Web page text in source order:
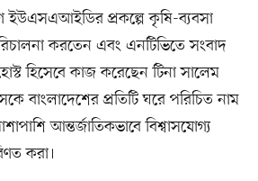
ইউএসএআইডির প্রকল্পে কৃষি-ব্যবসা
করতেন এবং এনটিভিতে সংবাদ
হিসেবে কাজ করেছেন টিনা সালেম
বাংলাদেশের প্রতিটি ঘরে পরিচিত নাম
আন্তর্জাতিকভাবে বিশ্বাসযোগ্য
করা।